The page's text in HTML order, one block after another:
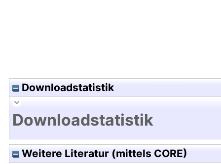
Downloadstatistik
Downloadstatistik
Weitere Literatur (mittels CORE)